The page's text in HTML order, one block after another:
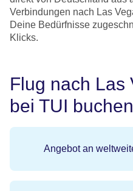
Verbindungen nach Las
Deine Bedürfnisse
Klicks.
Flug nach Las
bei TUI buchen
Angebot an